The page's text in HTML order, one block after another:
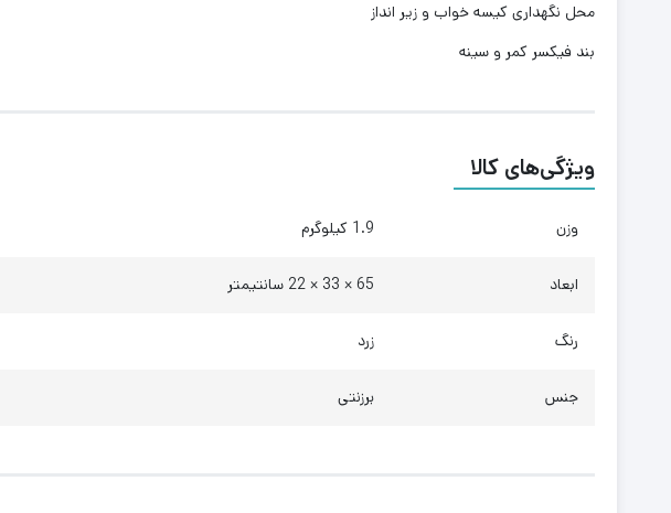
محل نگهداری کیسه خواب و زیر انداز
بند فیکسر کمر و سینه
ویژگی‌های کالا
وزن 1.9 کیلوگرم
ابعاد 65 × 33 × 22 سانتیمتر
رنگ زرد
جنس برزنتی